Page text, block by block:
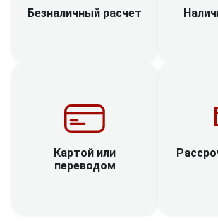
Безналичный расчет
Картой или
переводом